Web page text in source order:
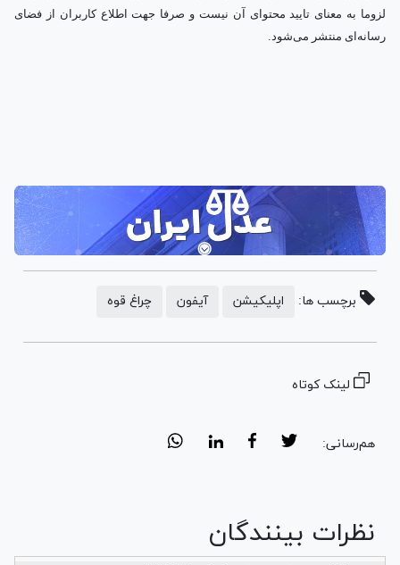
لزوما به معنای تایید محتوای آن نیست و صرفا جهت اطلاع کاربران از فضای
رسانه‌ای منتشر می‌شود.
برچسب ها: اپلیکیشن آیفون چراغ قوه
لینک کوتاه
هم‌رسانی:
نظرات بینندگان